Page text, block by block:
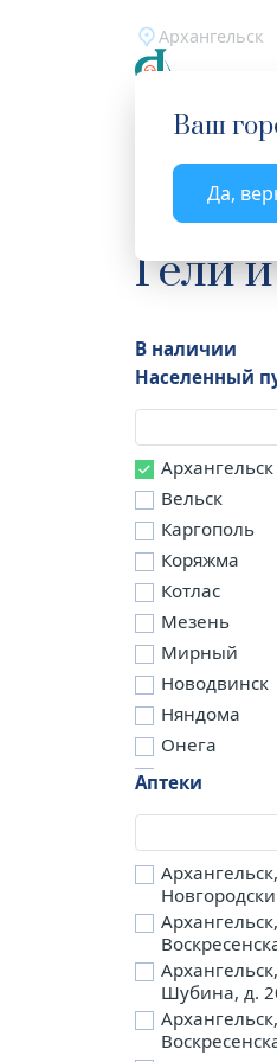
Архангельск
Ваш
Да,
Главная Каталог
Гели
В наличии
Населенный
Архангельск
Вельск
Каргополь
Коряжма
Котлас
Мезень
Мирный
Новодвинск
Няндома
Онега
Северодвинск
д. Бережная
д. Петариха
д. Согра
п. Березник
п. Боброво
п.
п. Двинской,
Аптеки
Шубина, д.